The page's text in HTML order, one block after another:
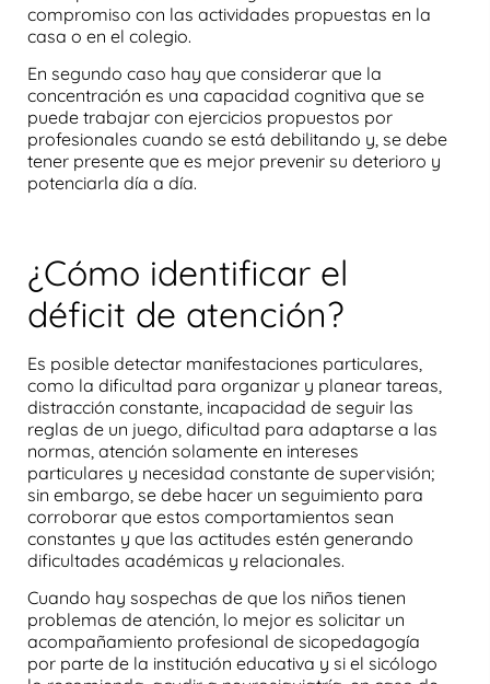
compromiso con las actividades propuestas en la
casa o en el colegio.
En segundo caso hay que considerar que la
concentración es una capacidad cognitiva que se
puede trabajar con ejercicios propuestos por
profesionales cuando se está debilitando y, se debe
tener presente que es mejor prevenir su deterioro y
potenciarla día a día.
¿Cómo identificar el
déficit de atención?
Es posible detectar manifestaciones particulares,
como la dificultad para organizar y planear tareas,
distracción constante, incapacidad de seguir las
reglas de un juego, dificultad para adaptarse a las
normas, atención solamente en intereses
particulares y necesidad constante de supervisión;
sin embargo, se debe hacer un seguimiento para
corroborar que estos comportamientos sean
constantes y que las actitudes estén generando
dificultades académicas y relacionales.
Cuando hay sospechas de que los niños tienen
problemas de atención, lo mejor es solicitar un
acompañamiento profesional de sicopedagogía
por parte de la institución educativa y si el sicólogo